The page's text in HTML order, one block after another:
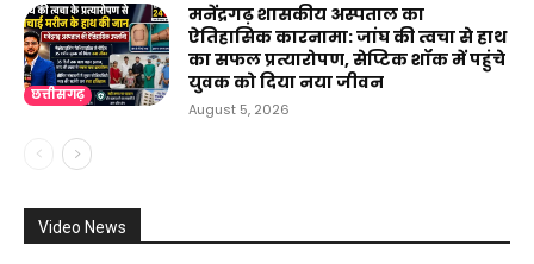
छत्तीसगढ़
मनेंद्रगढ़ शासकीय अस्पताल का
ऐतिहासिक कारनामा: जांघ की त्वचा से हाथ
का सफल प्रत्यारोपण, सेप्टिक शॉक में पहुंचे
युवक को दिया नया जीवन
August 5, 2026
Video News